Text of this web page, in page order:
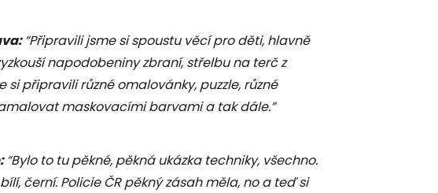
“Připravili jsme si spoustu věcí pro děti, hlavně
napodobeniny zbraní, střelbu na terč z
si připravili různé omalovánky, puzzle, různé
maskovacími barvami a tak dále.”
“Bylo to tu pěkné, pěkná ukázka techniky, všechno.
černí. Policie ČR pěkný zásah měla, no a teď si